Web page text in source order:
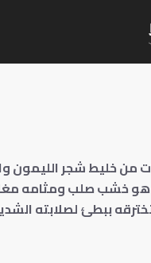
من خليط شجر الليمون
هو خشب صلب ومثامه
تخترقه ببطئ لصلابته